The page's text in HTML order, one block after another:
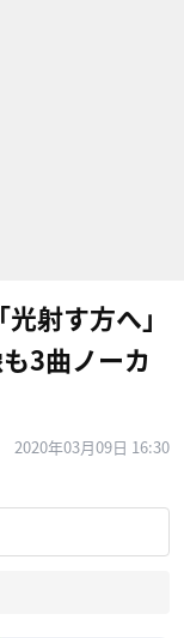
射す方へ」
3曲ノーカ
2020年03月09日 16:30